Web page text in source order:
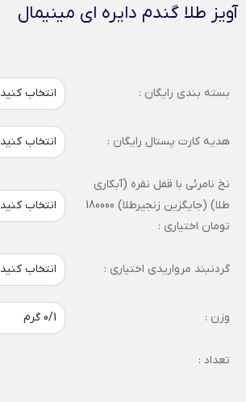
آویز طلا گندم دایره ای مینیمال
بسته بندی رایگان :
هدیه کارت پستال رایگان : انتخاب کنید
نخ نامرئی با قفل نقره (آبکاری
طلا) (جایگزین زنجیرطلا) 180000
تومان اختیاری :
گردنبند مرواریدی اختیاری :
وزن :
تعداد :